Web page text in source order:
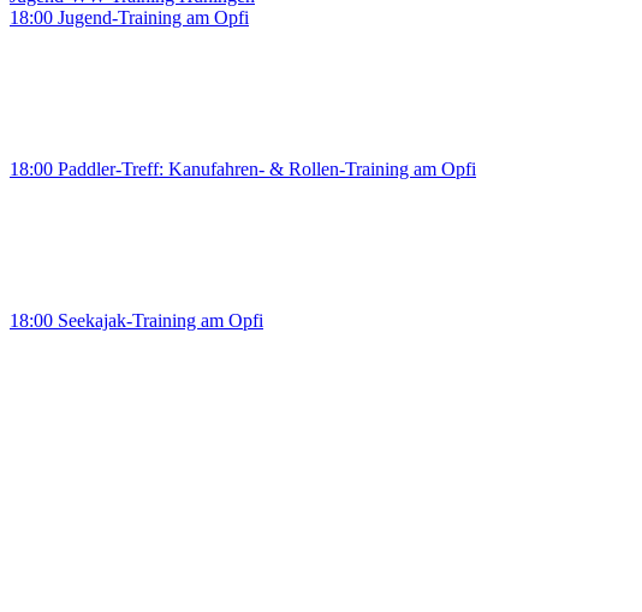
18:00 Jugend-Training am Opfi
18:00 Paddler-Treff: Kanufahren- & Rollen-Training am Opfi
18:00 Seekajak-Training am Opfi